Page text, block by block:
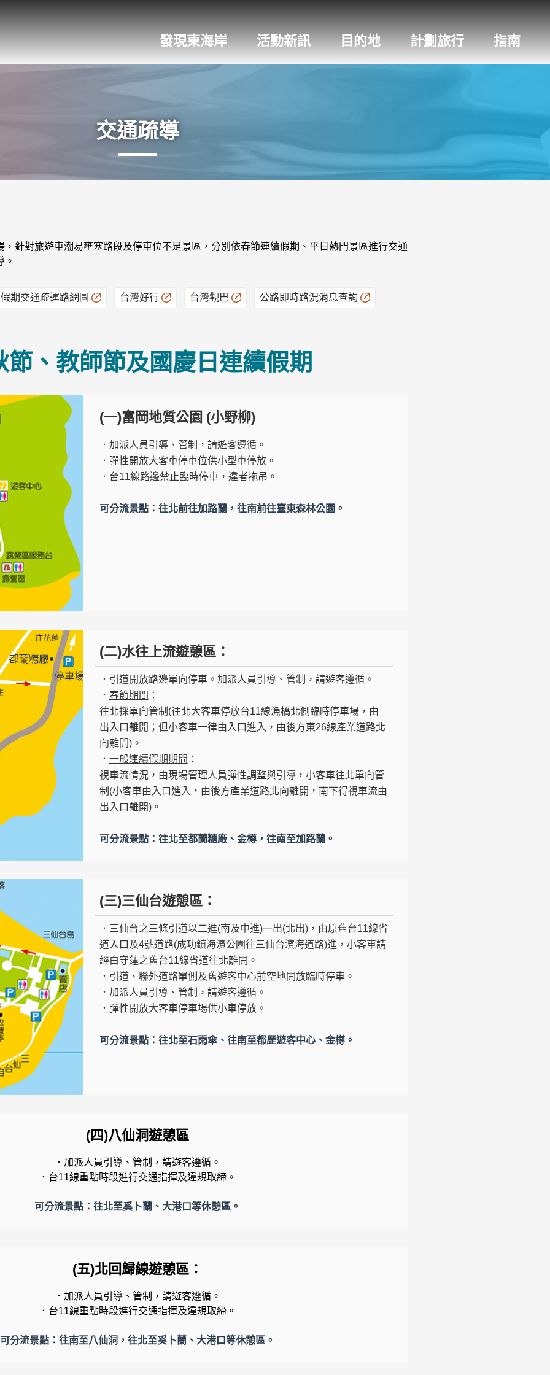
發現東海岸 活動新訊 目的地 計劃旅行 指南
交通疏導
針對旅遊車潮易壅塞路段及停車位不足景區，分別依春節連續假期、平日熱門景區進行交通
。
期交通疏運路網圖 台灣好行 台灣觀巴 公路即時路況消息查詢
節、教師節及國慶日連續假期
(一)富岡地質公園 (小野柳)
．加派人員引導、管制，請遊客遵循。
．彈性開放大客車停車位供小型車停放。
．台11線路邊禁止臨時停車，違者拖吊。
可分流景點：往北前往加路蘭，往南前往臺東森林公園。
(二)水往上流遊憩區：
．引道開放路邊單向停車。加派人員引導、管制，請遊客遵循。
． 春節期間 ：
往北採單向管制(往北大客車停放台11線漁橋北側臨時停車場，由
出入口離開；但小客車一律由入口進入，由後方東26線產業道路北
向離開)。
． 一般連續假期期間 ：
視車流情況，由現場管理人員彈性調整與引導，小客車往北單向管
制(小客車由入口進入，由後方產業道路北向離開，南下得視車流由
出入口離開)。
可分流景點：往北至都蘭糖廠、金樽，往南至加路蘭。
(三)三仙台遊憩區：
．三仙台之三條引道以二進(南及中進)一出(北出)，由原舊台11線省
道入口及4號道路(成功鎮海濱公園往三仙台濱海道路)進，小客車請
經白守蓮之舊台11線省道往北離開。
．引道、聯外道路單側及舊遊客中心前空地開放臨時停車。
．加派人員引導、管制，請遊客遵循。
．彈性開放大客車停車場供小車停放。
可分流景點：往北至石雨傘、往南至都歷遊客中心、金樽。
(四)八仙洞遊憩區
．加派人員引導、管制，請遊客遵循。
．台11線重點時段進行交通指揮及違規取締。
可分流景點：往北至奚卜蘭、大港口等休憩區。
(五)北回歸線遊憩區：
．加派人員引導、管制，請遊客遵循。
．台11線重點時段進行交通指揮及違規取締。
可分流景點：往南至八仙洞，往北至奚卜蘭、大港口等休憩區。